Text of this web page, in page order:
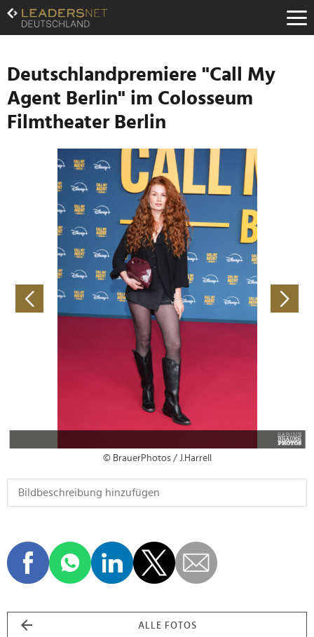
Zum
Inhalt
Zur
Navigation
Zur
Hauptnavigation
Deutschlandpremiere "Call My
Agent Berlin" im Colosseum
Filmtheater Berlin
© BrauerPhotos / J.Harrell
ALLE FOTOS